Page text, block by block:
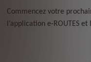
Commencez votre
l’application e-ROUTES